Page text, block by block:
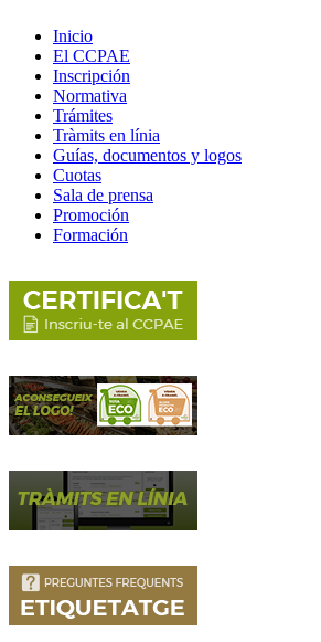
Inicio
El CCPAE
Inscripción
Normativa
Trámites
Tràmits en línia
Guías, documentos y logos
Cuotas
Sala de prensa
Promoción
Formación